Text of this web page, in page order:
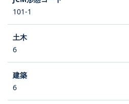
101-1
6
6